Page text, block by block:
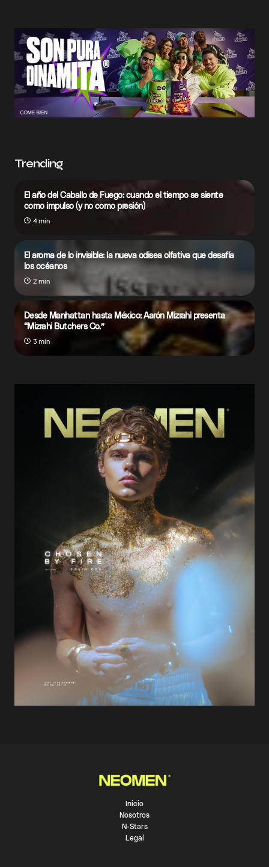
Trending
El año del Caballo de Fuego: cuando el tiempo se siente
como impulso (y no como presión)
4 min
El aroma de lo invisible: la nueva odisea olfativa que desafía
los océanos
2 min
Desde Manhattan hasta México: Aarón Mizrahi presenta
“Mizrahi Butchers Co.”
3 min
Inicio
Nosotros
N-Stars
Legal